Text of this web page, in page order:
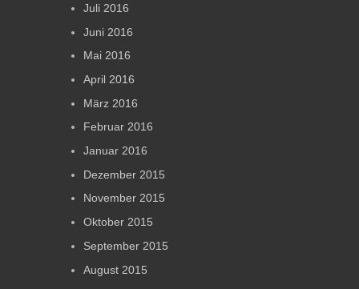
Juli 2016
Juni 2016
Mai 2016
April 2016
März 2016
Februar 2016
Januar 2016
Dezember 2015
November 2015
Oktober 2015
September 2015
August 2015